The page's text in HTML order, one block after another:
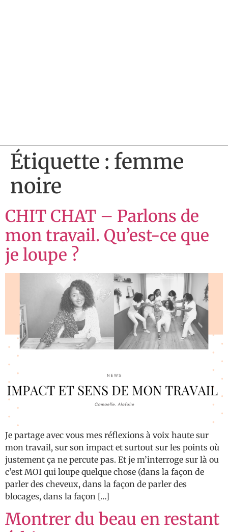
Étiquette : femme
noire
CHIT CHAT – Parlons de
mon travail. Qu’est-ce que
je loupe ?
Je partage avec vous mes réflexions à voix haute sur
mon travail, sur son impact et surtout sur les points où
justement ça ne percute pas. Et je m’interroge sur là ou
c’est MOI qui loupe quelque chose (dans la façon de
parler des cheveux, dans la façon de parler des
blocages, dans la façon […]
Montrer du beau en restant